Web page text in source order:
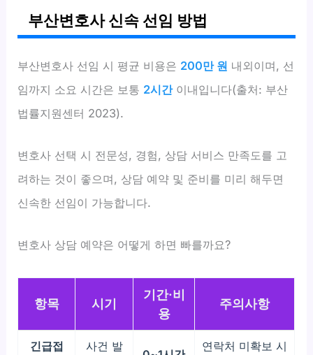
부산변호사 신속 선임 방법
부산변호사 선임 시 평균 비용은 200만 원 내외이며, 선
임까지 소요 시간은 보통 2시간이내입니다(출처: 부산
법률지원센터 2023).
변호사 선택 시 전문성, 경험, 상담 서비스 만족도를 고
려하는 것이 좋으며, 상담 예약 및 준비를 미리 해두면
신속한 선임이 가능합니다.
변호사 상담 예약은 어떻게 하면 빠를까요?
항목 시기
기간·비
용
주의사항
긴급접 사건 발 연락처 미확보 시